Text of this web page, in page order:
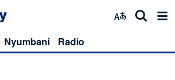
Nyumbani Radio